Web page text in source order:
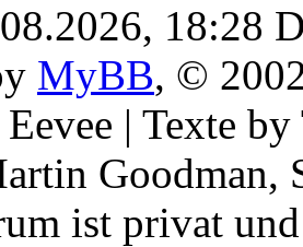
18:28
MyBB, ©
| Texte
Goodman,
ist privat